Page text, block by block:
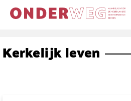
Kerkelijk leven